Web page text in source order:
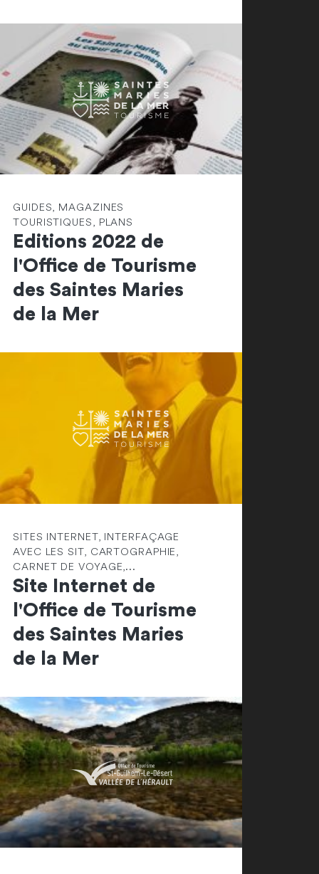
GUIDES, MAGAZINES
TOURISTIQUES, PLANS
Editions 2022 de
l'Office de Tourisme
des Saintes Maries
de la Mer
SITES INTERNET, INTERFAÇAGE
AVEC LES SIT, CARTOGRAPHIE,
CARNET DE VOYAGE,...
Site Internet de
l'Office de Tourisme
des Saintes Maries
de la Mer